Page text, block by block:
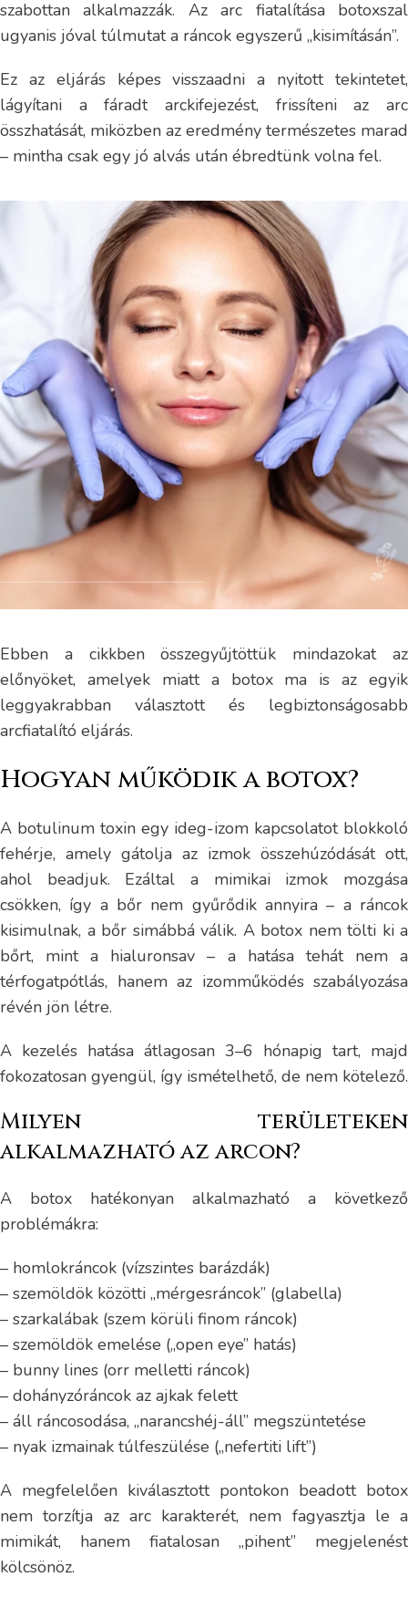
szabottan alkalmazzák. Az arc fiatalítása botoxszal
ugyanis jóval túlmutat a ráncok egyszerű „kisimításán”.
Ez az eljárás képes visszaadni a nyitott tekintetet,
lágyítani a fáradt arckifejezést, frissíteni az arc
összhatását, miközben az eredmény természetes marad
– mintha csak egy jó alvás után ébredtünk volna fel.
Ebben a cikkben összegyűjtöttük mindazokat az
előnyöket, amelyek miatt a botox ma is az egyik
leggyakrabban választott és legbiztonságosabb
arcfiatalító eljárás.
Hogyan működik a botox?
A botulinum toxin egy ideg-izom kapcsolatot blokkoló
fehérje, amely gátolja az izmok összehúzódását ott,
ahol beadjuk. Ezáltal a mimikai izmok mozgása
csökken, így a bőr nem gyűrődik annyira – a ráncok
kisimulnak, a bőr simábbá válik. A botox nem tölti ki a
bőrt, mint a hialuronsav – a hatása tehát nem a
térfogatpótlás, hanem az izomműködés szabályozása
révén jön létre.
A kezelés hatása átlagosan 3–6 hónapig tart, majd
fokozatosan gyengül, így ismételhető, de nem kötelező.
Milyen területeken
alkalmazható az arcon?
A botox hatékonyan alkalmazható a következő
problémákra:
– homlokráncok (vízszintes barázdák)
– szemöldök közötti „mérgesráncok” (glabella)
– szarkalábak (szem körüli finom ráncok)
– szemöldök emelése („open eye” hatás)
– bunny lines (orr melletti ráncok)
– dohányzóráncok az ajkak felett
– áll ráncosodása, „narancshéj-áll” megszüntetése
– nyak izmainak túlfeszülése („nefertiti lift”)
A megfelelően kiválasztott pontokon beadott botox
nem torzítja az arc karakterét, nem fagyasztja le a
mimikát, hanem fiatalosan „pihent” megjelenést
kölcsönöz.